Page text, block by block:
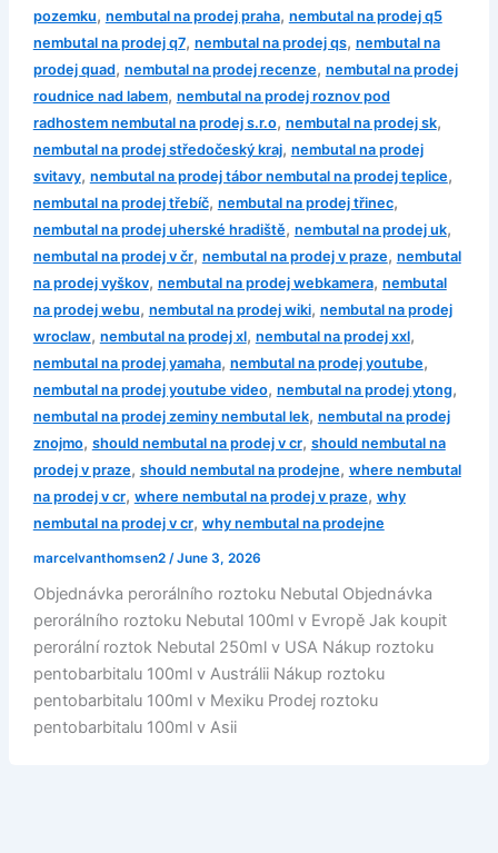
pozemku, nembutal na prodej praha, nembutal na prodej q5
nembutal na prodej q7, nembutal na prodej qs, nembutal na
prodej quad, nembutal na prodej recenze, nembutal na prodej
roudnice nad labem, nembutal na prodej roznov pod
radhostem nembutal na prodej s.r.o, nembutal na prodej sk,
nembutal na prodej středočeský kraj, nembutal na prodej
svitavy, nembutal na prodej tábor nembutal na prodej teplice,
nembutal na prodej třebíč, nembutal na prodej třinec,
nembutal na prodej uherské hradiště, nembutal na prodej uk,
nembutal na prodej v čr, nembutal na prodej v praze, nembutal
na prodej vyškov, nembutal na prodej webkamera, nembutal
na prodej webu, nembutal na prodej wiki, nembutal na prodej
wroclaw, nembutal na prodej xl, nembutal na prodej xxl,
nembutal na prodej yamaha, nembutal na prodej youtube,
nembutal na prodej youtube video, nembutal na prodej ytong,
nembutal na prodej zeminy nembutal lek, nembutal na prodej
znojmo, should nembutal na prodej v cr, should nembutal na
prodej v praze, should nembutal na prodejne, where nembutal
na prodej v cr, where nembutal na prodej v praze, why
nembutal na prodej v cr, why nembutal na prodejne
marcelvanthomsen2 /June 3, 2026
Objednávka perorálního roztoku Nebutal Objednávka
perorálního roztoku Nebutal 100ml v Evropě Jak koupit
perorální roztok Nebutal 250ml v USA Nákup roztoku
pentobarbitalu 100ml v Austrálii Nákup roztoku
pentobarbitalu 100ml v Mexiku Prodej roztoku
pentobarbitalu 100ml v Asii